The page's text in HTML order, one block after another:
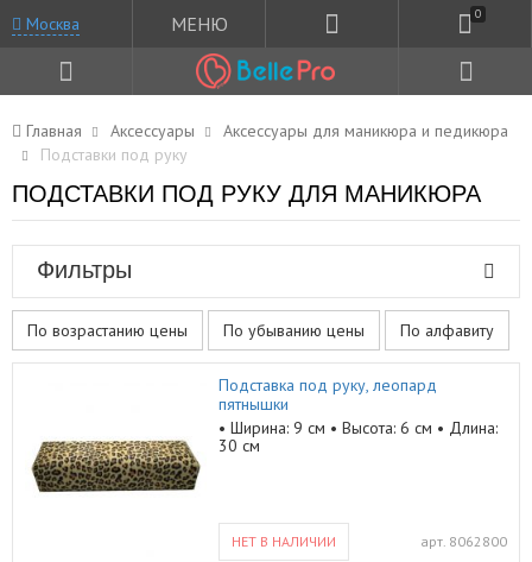
Москва МЕНЮ 0
Главная Аксессуары
Аксессуары для маникюра и педикюра
Подставки под руку
ПОДСТАВКИ ПОД РУКУ ДЛЯ МАНИКЮРА
Фильтры
По возрастанию цены По убыванию цены По алфавиту
Подставка под руку, леопард
пятнышки
• Ширина: 9 см • Высота: 6 см • Длина:
30 см
НЕТ В НАЛИЧИИ арт. 8062800